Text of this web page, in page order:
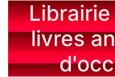
livres